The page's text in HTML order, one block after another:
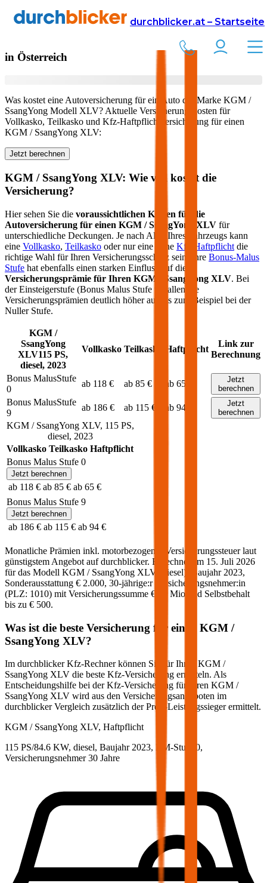
durchblicker.at – Startseite
Versicherung Autoversicherung KGM / SsangYong
KGM / SsangYong XLV
in Österreich
Was kostet eine Autoversicherung für ein Auto der Marke KGM /
SsangYong Modell XLV? Aktuelle Versicherungskosten für
Vollkasko, Teilkasko und Kfz-Haftpflichtversicherung für einen
KGM / SsangYong XLV:
Jetzt berechnen
KGM / SsangYong XLV: Wie viel kostet die
Versicherung?
Hier sehen Sie die voraussichtlichen Kosten für die
Autoversicherung für einen KGM / SsangYong XLV für
unterschiedliche Deckungen. Je nach Alter Ihres Fahrzeugs kann
eine Vollkasko, Teilkasko oder nur eine reine Kfz-Haftpflicht die
richtige Wahl für Ihren Versicherungsschutz sein. Ihre Bonus-Malus
Stufe hat ebenfalls einen starken Einfluss auf die
Versicherungsprämie für Ihren KGM / SsangYong XLV. Bei
der Einsteigerstufe (Bonus Malus Stufe 9) fallen die
Versicherungsprämien deutlich höher aus als zum Beispiel bei der
Nuller Stufe.
KGM /
SsangYong
XLV115 PS,
diesel, 2023
Vollkasko Teilkasko Haftpflicht
Link zur
Berechnung
Bonus MalusStufe
0
ab 118 € ab 85 € ab 65 €
Jetzt
berechnen
Bonus MalusStufe
9
ab 186 € ab 115 € ab 94 €
Jetzt
berechnen
KGM / SsangYong XLV, 115PS,
diesel, 2023
Vollkasko Teilkasko Haftpflicht
Bonus Malus Stufe 0
Jetzt berechnen
ab 118 € ab 85 € ab 65 €
Bonus Malus Stufe 9
Jetzt berechnen
ab 186 € ab 115 € ab 94 €
Monatliche Prämien inkl. motorbezogener Versicherungssteuer laut
günstigstem Angebot auf durchblicker. Berechnet am 15. Juli 2026
für das Modell KGM / SsangYong XLV diesel) , Baujahr 2023,
Sonderausstattung € 2.000, 30-jährige:rVersicherungsnehmer:in
(PLZ: 1010) mit Versicherungssumme € 20 Mio und Selbstbehalt
bis zu € 500.
Was ist die beste Versicherung für einen KGM /
SsangYong XLV?
Im durchblicker Kfz-Rechner können Sie für Ihren KGM /
SsangYong XLV die beste Kfz-Versicherung ermitteln. Als
Entscheidungshilfe bei der Kfz-Versicherung für Ihren KGM /
SsangYong XLV wird aus den Versicherungsangeboten im
durchblicker Vergleich zusätzlich der Preis-Leistungssieger ermittelt.
KGM / SsangYong XLV, Haftpflicht
115 PS/84.6 KW, diesel, Baujahr 2023, BM-Stufe 0,
Versicherungsnehmer 30 Jahre